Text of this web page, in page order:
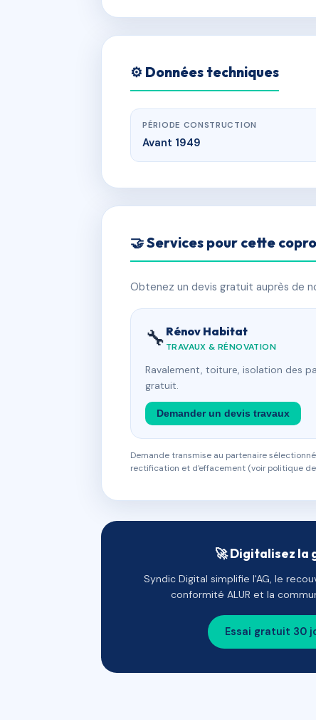
⚙️ Données techniques
PÉRIODE CONSTRUCTION
Avant 1949
🤝 Services pour cette
Obtenez un devis gratuit auprès de
🔧 Rénov Habitat
TRAVAUX & RÉNOVATION
Ravalement, toiture, isolation des
gratuit.
Demander un devis travaux
Demande transmise au partenaire
rectification et d'effacement (voir politique
🚀 Digitalisez la
Syndic Digital simplifie l'AG, le
conformité ALUR et la
Essai gratuit 30